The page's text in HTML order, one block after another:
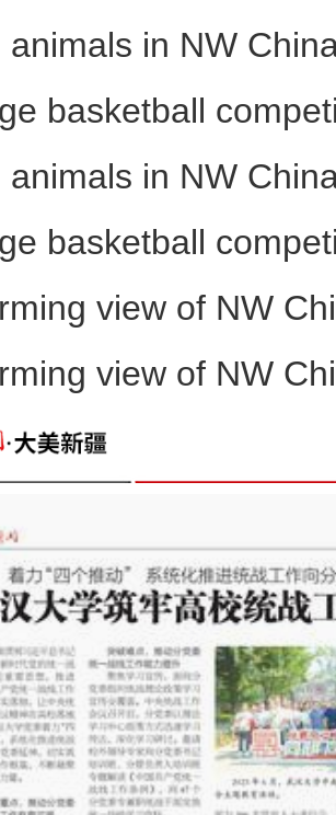
新疆举办首届乌兹别克斯坦
哈尔滨机场开启绿色通道为
animals in NW
basketball
animals in NW
basketball
view of NW
view of NW